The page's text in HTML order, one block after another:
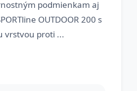
podmienkam aj
OUTDOOR 200 s
vrstvou proti ...